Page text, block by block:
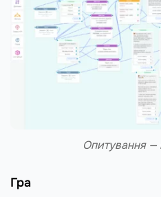
Опитування —
Гра